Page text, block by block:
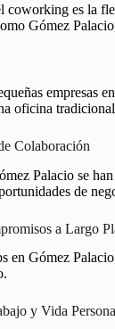
es la
Gómez
empresas
oficina
Colaboración
Palacio se
de
a Largo
en Gómez
y Vida